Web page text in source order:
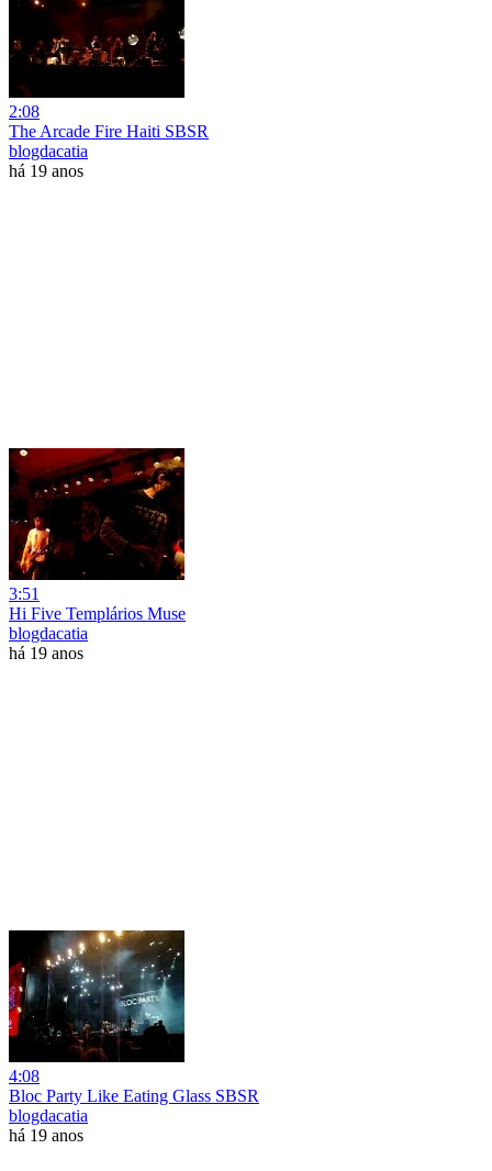
2:08
The Arcade Fire Haiti SBSR
blogdacatia
há 19 anos
3:51
Hi Five Templários Muse
blogdacatia
há 19 anos
4:08
Bloc Party Like Eating Glass SBSR
blogdacatia
há 19 anos